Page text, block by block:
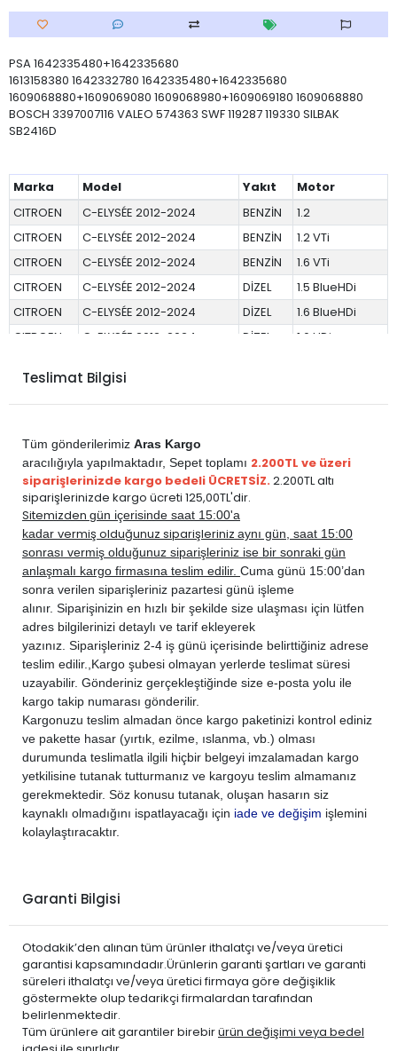
PSA 1642335480+1642335680
1613158380 1642332780 1642335480+1642335680
1609068880+1609069080 1609068980+1609069180 1609068880
BOSCH 3397007116 VALEO 574363 SWF 119287 119330 SILBAK
SB2416D
Marka Model Yakıt
Motor
CITROEN
C-ELYSÉE 2012-2024 BENZİN
1.2
CITROEN
C-ELYSÉE 2012-2024 BENZİN
1.2 VTi
CITROEN
C-ELYSÉE 2012-2024 BENZİN
1.6 VTi
CITROEN
C-ELYSÉE 2012-2024 DİZEL
1.5 BlueHDi
CITROEN
C-ELYSÉE 2012-2024 DİZEL
1.6 BlueHDi
CITROEN
C-ELYSÉE 2012-2024 DİZEL
1.6 HDi
CITROEN
C3 PİCASSO 2009-2014
DS
DS 3 2010-2017
DS
DS 3 2010-2017 BENZİN
1.2 VTi
DS
DS 3 2010-2017 BENZİN
1.6 THP Turbo
DS
DS 3 2010-2017
DS
DS 3 2010-2017 DİZEL
1.6 E-HDi
PEUGEOT
301 2012-2020 BENZİN
1.2 PureTech
PEUGEOT
301 2012-2020 BENZİN
PEUGEOT
301 2012-2020 BENZİN
1.6 VTi
PEUGEOT
301 2012-2020 DİZEL
PEUGEOT
301 2012-2020 DİZEL
1.6 BlueHDi
PEUGEOT
301 2012-2020 DİZEL 1.6 HDi
Teslimat Bilgisi
Tüm gönderilerimiz Aras Kargo
aracılığıyla yapılmaktadır, Sepet toplamı 2.200TL ve üzeri
siparişlerinizde kargo bedeli ÜCRETSİZ.2.200TL altı
siparişlerinizde kargo ücreti 125,00TL'dir.
Sitemizden gün içerisinde saat 15:00'a
kadar vermiş olduğunuz siparişleriniz aynı gün, saat 15:00
sonrası vermiş olduğunuz siparişleriniz ise bir sonraki gün
anlaşmalı kargo firmasına teslim edilir. Cuma günü 15:00’dan
sonra verilen siparişleriniz pazartesi günü işleme
alınır. Siparişinizin en hızlı bir şekilde size ulaşması için lütfen
adres bilgilerinizi detaylı ve tarif ekleyerek
yazınız. Siparişleriniz 2-4 iş günü içerisinde belirttiğiniz adrese
teslim edilir., Kargo şubesi olmayan yerlerde teslimat süresi
uzayabilir. Gönderiniz gerçekleştiğinde size e-posta yolu ile
kargo takip numarası gönderilir.
Kargonuzu teslim almadan önce kargo paketinizi kontrol ediniz
ve pakette hasar (yırtık, ezilme, ıslanma, vb.) olması
durumunda teslimatla ilgili hiçbir belgeyi imzalamadan kargo
yetkilisine tutanak tutturmanız ve kargoyu teslim almamanız
gerekmektedir. Söz konusu tutanak, oluşan hasarın siz
kaynaklı olmadığını ispatlayacağı için iade ve değişim işlemini
kolaylaştıracaktır.
Garanti Bilgisi
Otodakik’den alınan tüm ürünler ithalatçı ve/veya üretici
garantisi kapsamındadır.Ürünlerin garanti şartları ve garanti
süreleri ithalatçı ve/veya üretici firmaya göre değişiklik
göstermekte olup tedarikçi firmalardan tarafından
belirlenmektedir.
Tüm ürünlere ait garantiler birebirürün değişimi veya bedel